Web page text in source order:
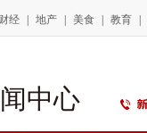
财经 地产 美食 教育
中心